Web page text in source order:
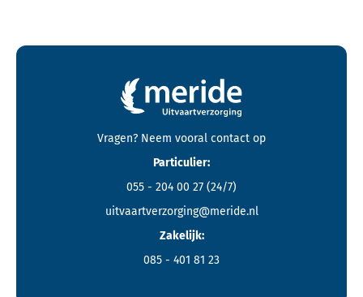
Contactgegevens en footer menu van Meride
Vragen? Neem vooral contact op
Particulier:
055 - 204 00 27 (24/7)
uitvaartverzorging@meride.nl
Zakelijk:
085 - 401 81 23